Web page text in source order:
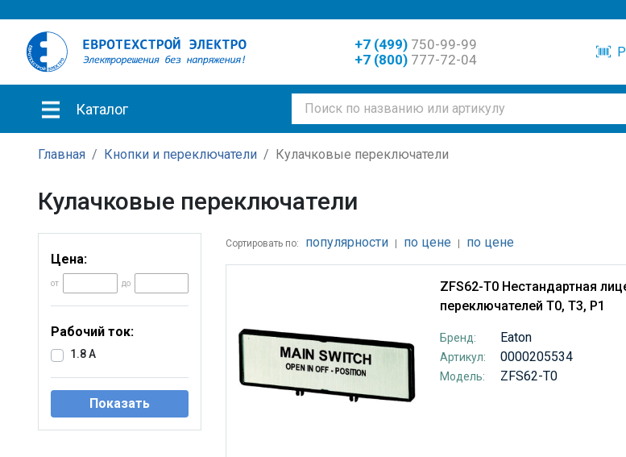
+7 (499)750-99-99
+7 (800)777-72-04
Каталог
Главная Кнопки и переключатели Кулачковые переключатели
Кулачковые переключатели
Цена:
от до
Рабочий ток:
1.8 A
Показать
Сортировать по: популярности по цене по цене
ZFS62-T0 Нестандартная
переключателей T0, T3, P1
Бренд: Eaton
Артикул: 0000205534
Модель: ZFS62-T0